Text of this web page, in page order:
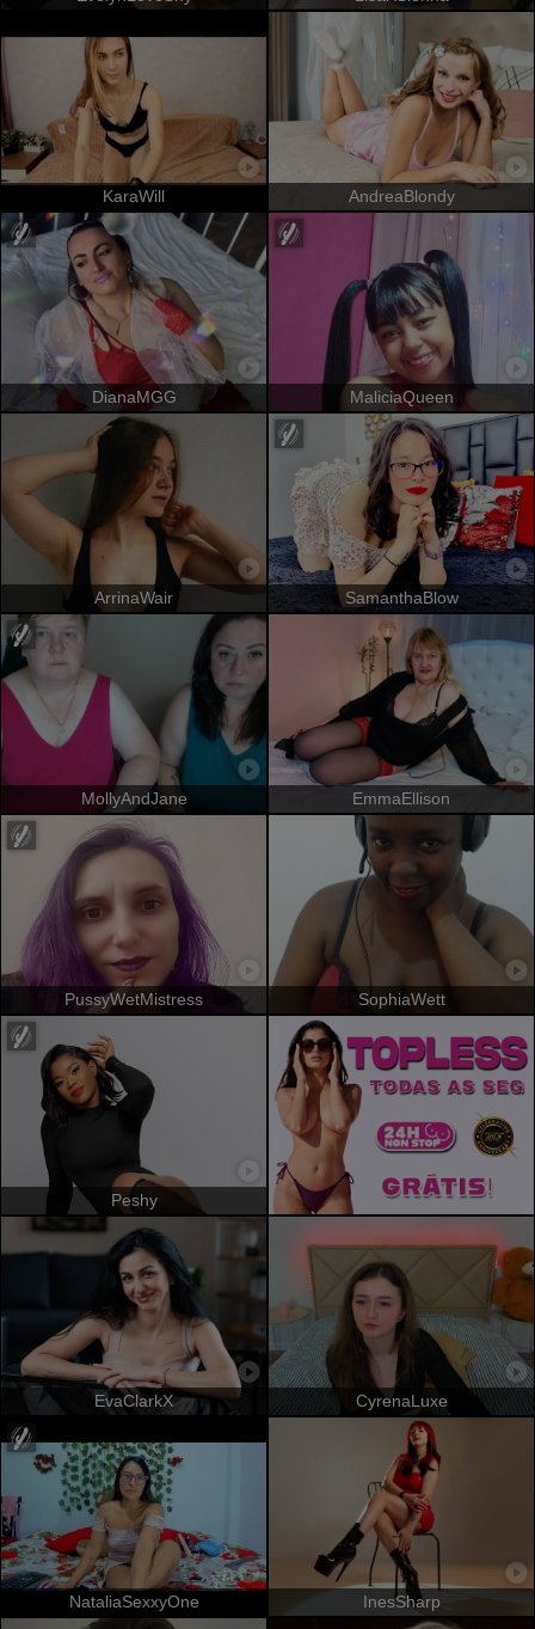
KaraWill AndreaBlondy
DianaMGG MaliciaQueen
ArrinaWair SamanthaBlow
MollyAndJane EmmaEllison
PussyWetMistress SophiaWett
Peshy
EvaClarkX CyrenaLuxe
NataliaSexxyOne InesSharp